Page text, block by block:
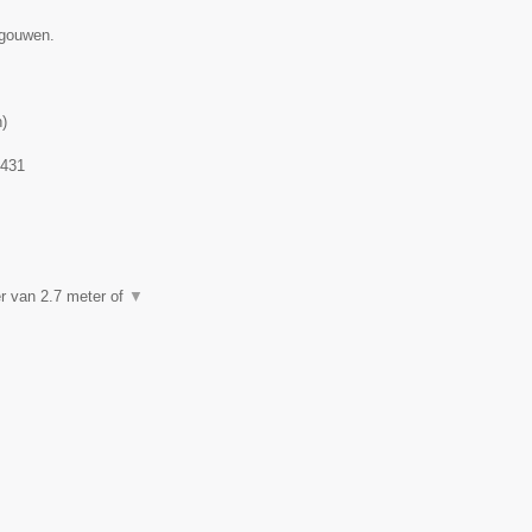
)
van 2.7 meter of ▼